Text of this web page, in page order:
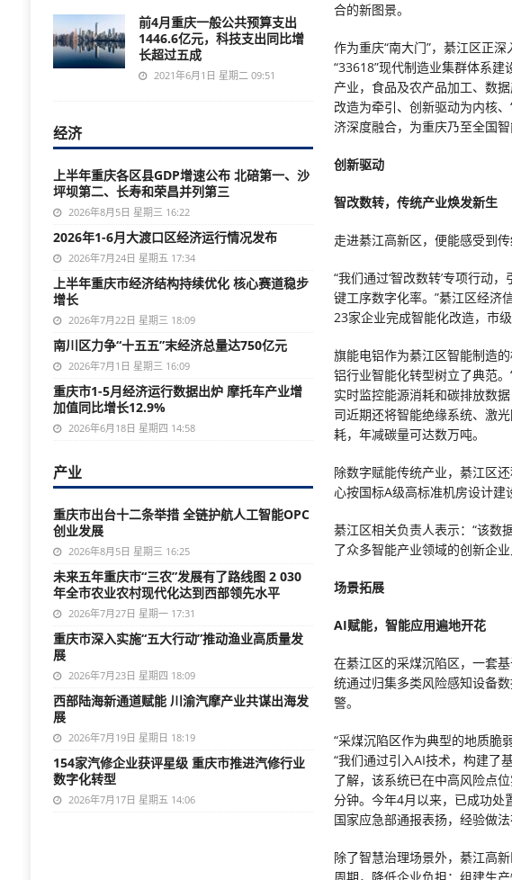
合的新图景。
作为重庆“南大门”，綦江区正
“33618”现代制造业集群体系
产业，食品及农产品加工、数
改造为牵引、创新驱动为内核
济深度融合，为重庆乃至全国智
创新驱动
智改数转，传统产业焕发新生
走进綦江高新区，便能感受到
“我们通过‘智改数转’专项行动
键工序数字化率。”綦江区经济
23家企业完成智能化改造，市
旗能电铝作为綦江区智能制造
铝行业智能化转型树立了典范
实时监控能源消耗和碳排放数
司近期还将智能绝缘系统、激
耗，年减碳量可达数万吨。
除数字赋能传统产业，綦江区
心按国标A级高标准机房设计建
綦江区相关负责人表示：“该数
了众多智能产业领域的创新企业
场景拓展
AI赋能，智能应用遍地开花
在綦江区的采煤沉陷区，一套
统通过归集多类风险感知设备
警。
“采煤沉陷区作为典型的地质脆
“我们通过引入AI技术，构建了
了解，该系统已在中高风险点
分钟。今年4月以来，已成功处
国家应急部通报表扬，经验做
除了智慧治理场景外，綦江高
前4月重庆一般公共预算支出
1446.6亿元，科技支出同比增
长超过五成
2021年6月1日 星期二 09:51
经济
上半年重庆各区县GDP增速公布 北碚第一、沙
坪坝第二、长寿和荣昌并列第三
2026年8月5日 星期三 16:22
2026年1-6月大渡口区经济运行情况发布
2026年7月24日 星期五 17:34
上半年重庆市经济结构持续优化 核心赛道稳步
增长
2026年7月22日 星期三 18:09
南川区力争“十五五”末经济总量达750亿元
2026年7月1日 星期三 16:09
重庆市1-5月经济运行数据出炉 摩托车产业增
加值同比增长12.9%
2026年6月18日 星期四 14:58
产业
重庆市出台十二条举措 全链护航人工智能OPC
创业发展
2026年8月5日 星期三 16:25
未来五年重庆市“三农”发展有了路线图 2 030
年全市农业农村现代化达到西部领先水平
2026年7月27日 星期一 17:31
重庆市深入实施“五大行动”推动渔业高质量发
展
2026年7月23日 星期四 18:09
西部陆海新通道赋能 川渝汽摩产业共谋出海发
展
2026年7月19日 星期日 18:19
154家汽修企业获评星级 重庆市推进汽修行业
数字化转型
2026年7月17日 星期五 14:06